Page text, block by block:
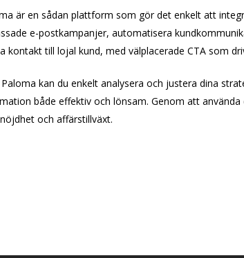
är en sådan plattform som gör det enkelt att
e-postkampanjer, automatisera
kontakt till lojal kund, med välplacerade CTA som
kan du enkelt analysera och justera dina
både effektiv och lönsam. Genom att
och affärstillväxt.